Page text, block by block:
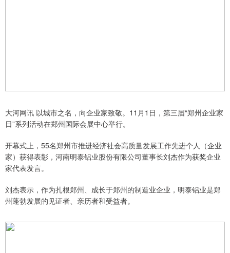
大河网讯 以城市之名，向企业家致敬。11月1日，第三届“郑州企业家
日”系列活动在郑州国际会展中心举行。
开幕式上，55名郑州市推进经济社会高质量发展工作先进个人（企业
家）获得表彰，河南明泰铝业股份有限公司董事长刘杰作为获奖企业
家代表发言。
刘杰表示，作为扎根郑州、成长于郑州的制造业企业，明泰铝业是郑
州蓬勃发展的见证者、亲历者和受益者。